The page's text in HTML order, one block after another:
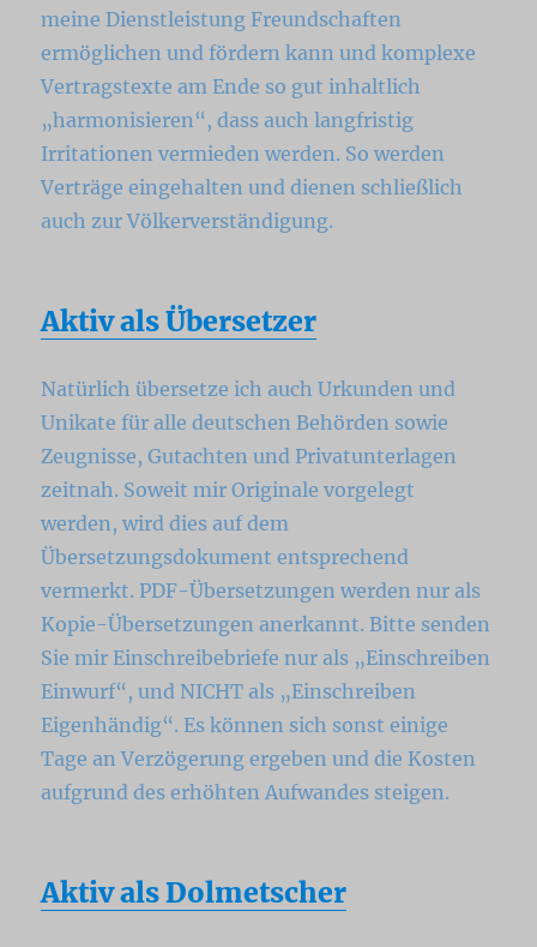
meine Dienstleistung Freundschaften
ermöglichen und fördern kann und komplexe
Vertragstexte am Ende so gut inhaltlich
„harmonisieren“, dass auch langfristig
Irritationen vermieden werden. So werden
Verträge eingehalten und dienen schließlich
auch zur Völkerverständigung.
Aktiv als Übersetzer
Natürlich übersetze ich auch Urkunden und
Unikate für alle deutschen Behörden sowie
Zeugnisse, Gutachten und Privatunterlagen
zeitnah. Soweit mir Originale vorgelegt
werden, wird dies auf dem
Übersetzungsdokument entsprechend
vermerkt. PDF-Übersetzungen werden nur als
Kopie-Übersetzungen anerkannt. Bitte senden
Sie mir Einschreibebriefe nur als „Einschreiben
Einwurf“, und NICHT als „Einschreiben
Eigenhändig“. Es können sich sonst einige
Tage an Verzögerung ergeben und die Kosten
aufgrund des erhöhten Aufwandes steigen.
Aktiv als Dolmetscher